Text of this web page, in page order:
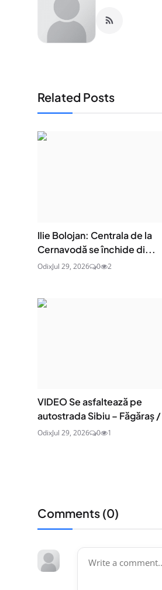
Related Posts
Ilie Bolojan: Centrala de la
Cernavodă se închide di...
OdixJul 29, 2026 0 2
VIDEO Se asfaltează pe
autostrada Sibiu – Făgăraș
OdixJul 29, 2026 0 1
Comments (0)